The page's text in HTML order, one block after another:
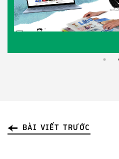
BÀI VIẾT TRƯỚC